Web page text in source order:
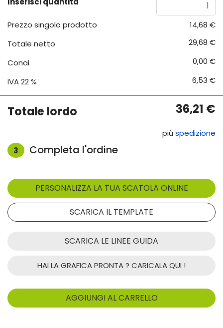
Prezzo singolo prodotto
14,68 €
Totale netto
29,68 €
Conai
0,00 €
IVA 22 %
6,53 €
Totale lordo 36,21 €
più spedizione
3
Completa l'ordine
SCARICA LE LINEE GUIDA
HAI LA GRAFICA PRONTA ? CARICALA QUI !
AGGIUNGI AL CARRELLO